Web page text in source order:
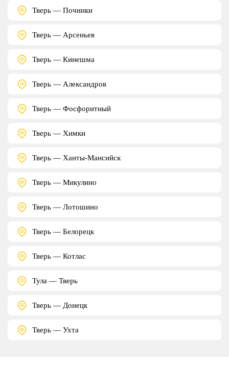
Тверь — Починки
Тверь — Арсеньев
Тверь — Кинешма
Тверь — Александров
Тверь — Фосфоритный
Тверь — Химки
Тверь — Ханты-Мансийск
Тверь — Микулино
Тверь — Лотошино
Тверь — Белорецк
Тверь — Котлас
Тула — Тверь
Тверь — Донецк
Тверь — Ухта